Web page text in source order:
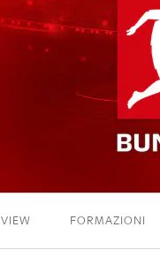
FORMAZIONI